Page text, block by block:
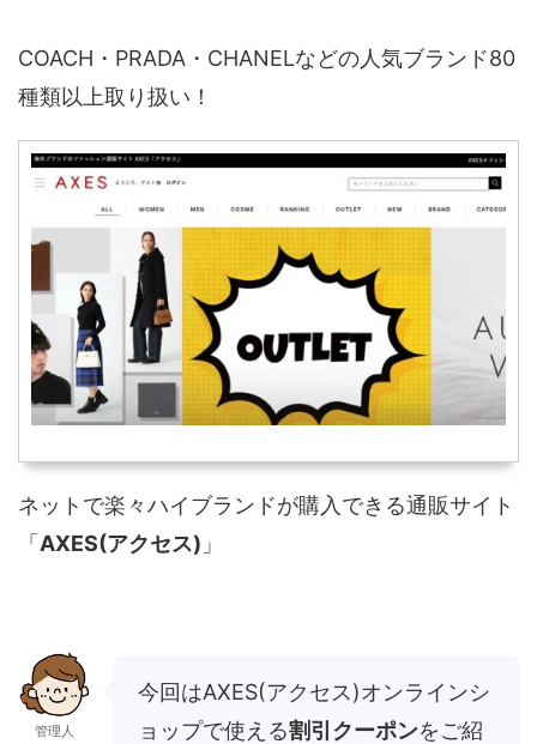
COACH・PRADA・CHANELなどの人気ブランド80
種類以上取り扱い！
ネットで楽々ハイブランドが購入できる通販サイト
「AXES(アクセス) 」
管理人
今回はAXES(アクセス)オンラインシ
ョップで使える割引クーポンをご紹